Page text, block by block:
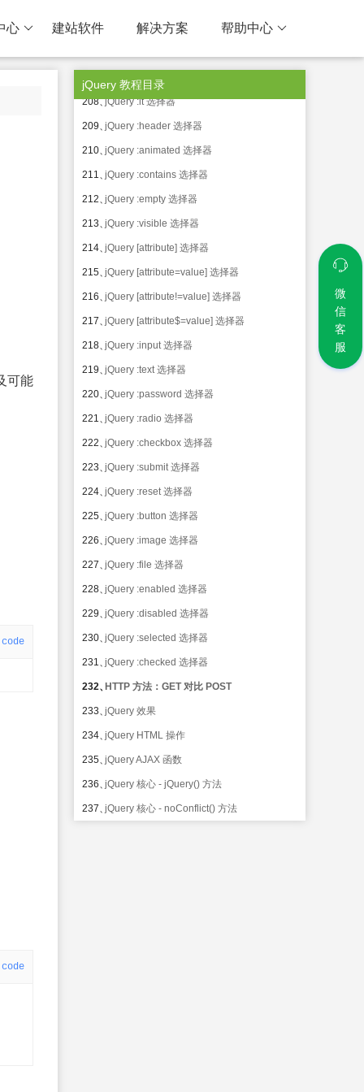
心 建站软件 解决方案 帮助中心
可能
code
code
jQuery 教程目录
205、 jQuery :odd 选择器
jQuery :gt 选择器
208、jQuery :lt 选择器
209、jQuery :header 选择器
210、jQuery :animated 选择器
211、jQuery :contains 选择器
212、jQuery :empty 选择器
213、jQuery :visible 选择器
214、jQuery [attribute] 选择器
215、jQuery [attribute=value] 选择器
216、jQuery [attribute!=value] 选择器
217、jQuery [attribute$=value] 选择器
218、jQuery :input 选择器
219、jQuery :text 选择器
220、jQuery :password 选择器
221、jQuery :radio 选择器
222、jQuery :checkbox 选择器
223、jQuery :submit 选择器
224、jQuery :reset 选择器
225、jQuery :button 选择器
226、jQuery :image 选择器
227、jQuery :file 选择器
228、jQuery :enabled 选择器
229、jQuery :disabled 选择器
230、jQuery :selected 选择器
231、jQuery :checked 选择器
232、HTTP 方法：GET 对比 POST
233、jQuery 效果
234、jQuery HTML 操作
235、jQuery AJAX 函数
236、jQuery 核心 - jQuery() 方法
237、jQuery 核心 - noConflict() 方法
微
信
客
服